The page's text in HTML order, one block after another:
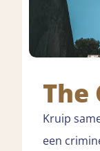
The
Kruip
een